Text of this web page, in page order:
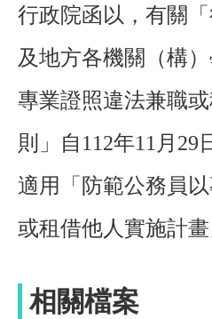
行政院函以，有關
及地方各機關（構
專業證照違法兼職
則」自112年11月29
適用「防範公務員
或租借他人實施計畫
相關檔案